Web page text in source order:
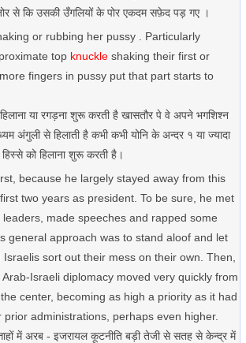
से कि उसकी उँगलियों के पोर एकदम सफ़ेद पड़ गए ।
or rubbing her pussy . Particularly
top knuckle shaking their first or
fingers in pussy put that part starts to
हिलाना या रगड़ना शुरू करती है खासतौर पे वे अपने भगशिश्न
अंगुली से हिलाती है कभी कभी योनि के अन्दर १ या ज्यादा
को हिलाना शुरू करती है।
because he largely stayed away from this
two years as president. To be sure, he met
made speeches and rapped some
general approach was to stand aloof and let
Israelis sort out their mess on their own. Then,
Israeli diplomacy moved very quickly from
center, becoming as high a priority as it had
administrations, perhaps even higher.
में अरब - इजरायल कूटनीति बड़ी तेजी से सतह से केन्द्र में